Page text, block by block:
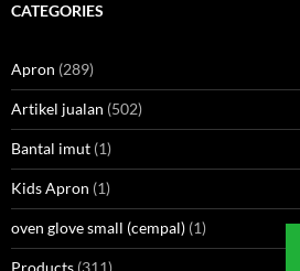
CATEGORIES
Apron (289)
Artikel jualan (502)
Bantal imut (1)
Kids Apron (1)
oven glove small (cempal) (1)
Products (311)